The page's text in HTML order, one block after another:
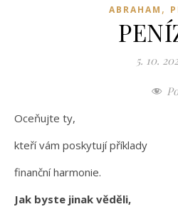
ABRAHAM ,
5. 10.
Oceňujte ty,
kteří vám poskytují příklady
finanční harmonie.
Jak byste jinak věděli,